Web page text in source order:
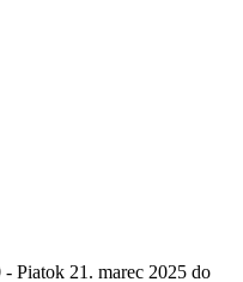
Piatok 21. marec 2025 do